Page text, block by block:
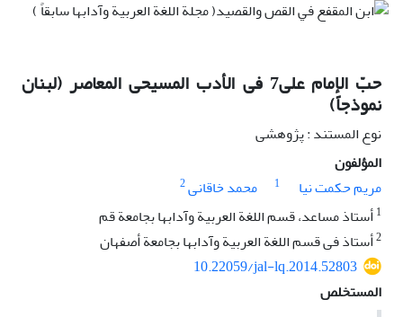
حبّ الإمام علی7 فی الأدب المسیحی المعاصر (لبنان
نموذجاً)
نوع المستند : پژوهشی
المؤلفون
مریم حکمت نیا
1 محمد خاقانی2
1أستاذ مساعد، قسم اللغة العربیة وآدابها بجامعة قم
2أستاذ فی قسم اللغة العربیة وآدابها بجامعة أصفهان
10.22059/jal-lq.2014.52803
المستخلص